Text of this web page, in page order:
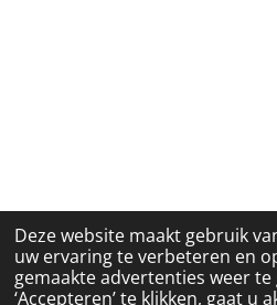
Deze website maakt gebruik
uw ervaring te verbeteren en
gemaakte advertenties weer
‘Accepteren’ te klikken, gaat u